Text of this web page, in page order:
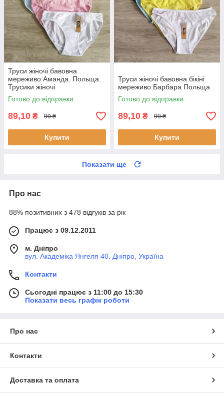
Труси жіночі бавовна
мереживо Аманда. Польща.
Трусики жіночі
Готово до відправки
89,10 ₴ 99 ₴
Купити
Труси жіночі бавовна бікіні
мереживо Барбара Польща
Готово до відправки
89,10 ₴ 99 ₴
Купити
Показати ще
Про нас
88% позитивних з 478 відгуків за рік
Працює з 09.12.2011
м. Дніпро
вул. Академіка Янгеля 40, Дніпро, Україна
Контакти
Сьогодні працює з 11:00 до 15:30
Показати весь графік роботи
Про нас
Контакти
Доставка та оплата